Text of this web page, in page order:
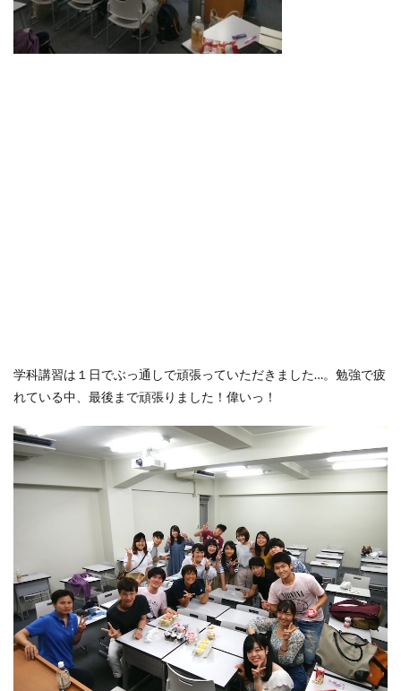
学科講習は１日でぶっ通しで頑張っていただきました…。勉強で疲
れている中、最後まで頑張りました！偉いっ！